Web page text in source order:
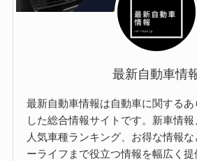
最新自動車情
最新自動車情報は自動車に関する
した総合情報サイトです。新車情報
人気車種ランキング、お得な情報
ーライフまで役立つ情報を幅広く